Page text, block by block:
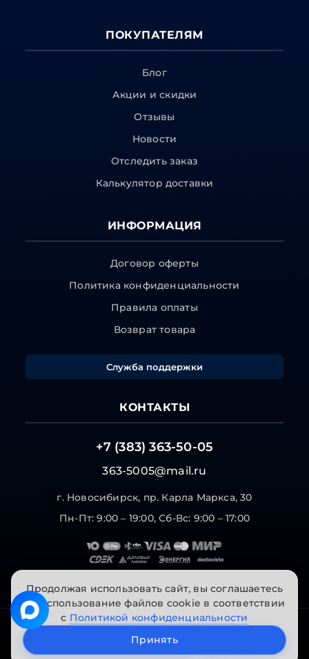
ПОКУПАТЕЛЯМ
Блог
Акции и скидки
Отзывы
Новости
Отследить заказ
Калькулятор доставки
ИНФОРМАЦИЯ
Договор оферты
Политика конфиденциальности
Правила оплаты
Возврат товара
Служба поддержки
КОНТАКТЫ
+7 (383) 363-50-05
363-5005@mail.ru
г. Новосибирск, пр. Карла Маркса, 30
Пн-Пт: 9:00 – 19:00, Сб-Вс: 9:00 – 17:00
© 2026 "Инструменты на Горской". Все права
Сайт разработан
Продолжая использовать сайт, вы соглашаетесь
на использование файлов cookie в соответствии
с Политикой конфиденциальности
Принять